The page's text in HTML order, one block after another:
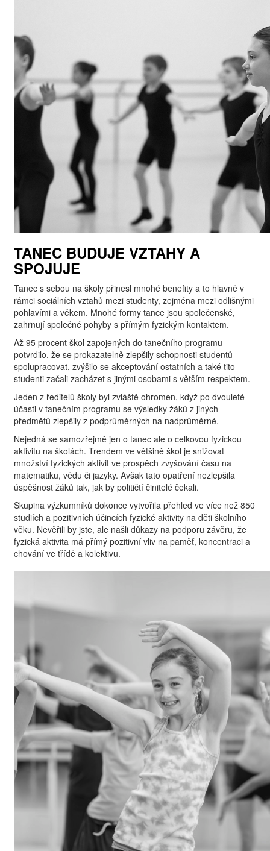
TANEC BUDUJE VZTAHY A
SPOJUJE
Tanec s sebou na školy přinesl mnohé benefity a to hlavně v
rámci sociálních vztahů mezi studenty, zejména mezi odlišnými
pohlavími a věkem. Mnohé formy tance jsou společenské,
zahrnují společné pohyby s přímým fyzickým kontaktem.
Až 95 procent škol zapojených do tanečního programu
potvrdilo, že se prokazatelně zlepšily schopnosti studentů
spolupracovat, zvýšilo se akceptování ostatních a také tito
studenti začali zacházet s jinými osobami s větším respektem.
Jeden z ředitelů školy byl zvláště ohromen, když po dvouleté
účasti v tanečním programu se výsledky žáků z jiných
předmětů zlepšily z podprůměrných na nadprůměrné.
Nejedná se samozřejmě jen o tanec ale o celkovou fyzickou
aktivitu na školách. Trendem ve většině škol je snižovat
množství fyzických aktivit ve prospěch zvyšování času na
matematiku, vědu či jazyky. Avšak tato opatření nezlepšila
úspěšnost žáků tak, jak by političtí činitelé čekali.
Skupina výzkumníků dokonce vytvořila přehled ve více než 850
studiích a pozitivních účincích fyzické aktivity na děti školního
věku. Nevěřili by jste, ale našli důkazy na podporu závěru, že
fyzická aktivita má přímý pozitivní vliv na paměť, koncentraci a
chování ve třídě a kolektivu.